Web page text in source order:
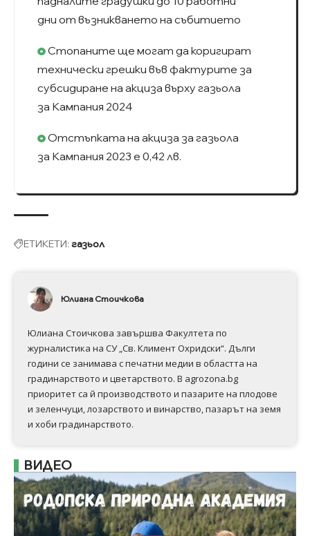
дни от възникването на събитието
Стопаните ще могат да коригират
технически грешки във фактурите за
субсидиране на акциза върху газьола
за Кампания 2024
Отстъпката на акциза за газьола
за Кампания 2023 е 0,42 лв.
ЕТИКЕТИ: газьол
Юлиана Стоичкова
Юлиана Стоичкова завършва Факултета по
журналистика на СУ „Св. Климент Охридски“. Дълги
години се занимава с печатни медии в областта на
градинарството и цветарството. В agrozona.bg
приоритет са й производството и пазарите на плодове
и зеленчуци, лозарството и винарство, пазарът на земя
и хоби градинарството.
ВИДЕО